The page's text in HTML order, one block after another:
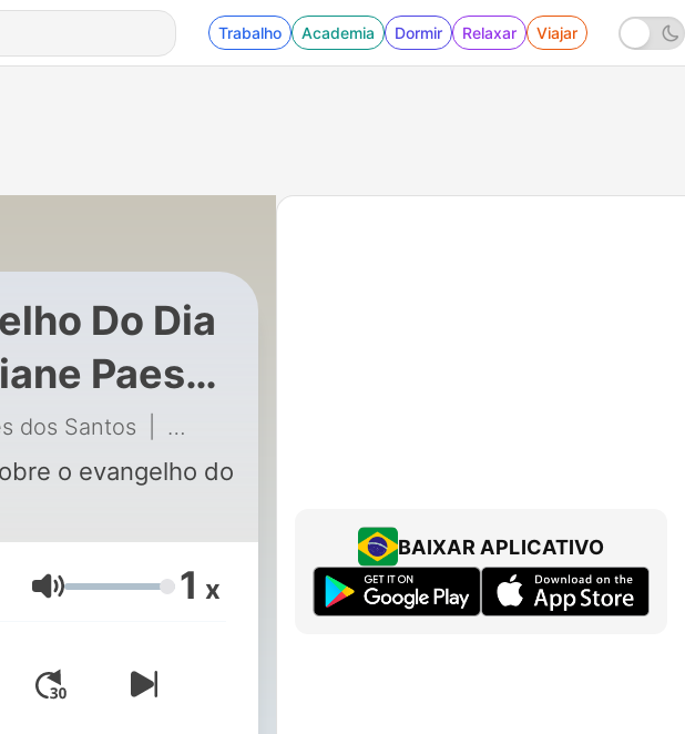
Trabalho Academia Dormir Relaxar Viajar
Do Dia
Paes
dos Santos 7 - Marcos 16,15-18
o evangelho do
Volume 1 x
BAIXAR APLICATIVO